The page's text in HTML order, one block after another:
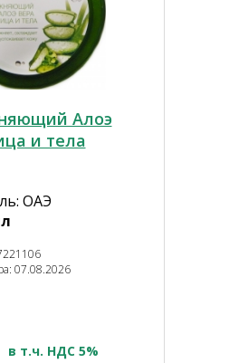
Алоэ
и тела
ОАЭ
07.08.2026
в т.ч. НДС 5%